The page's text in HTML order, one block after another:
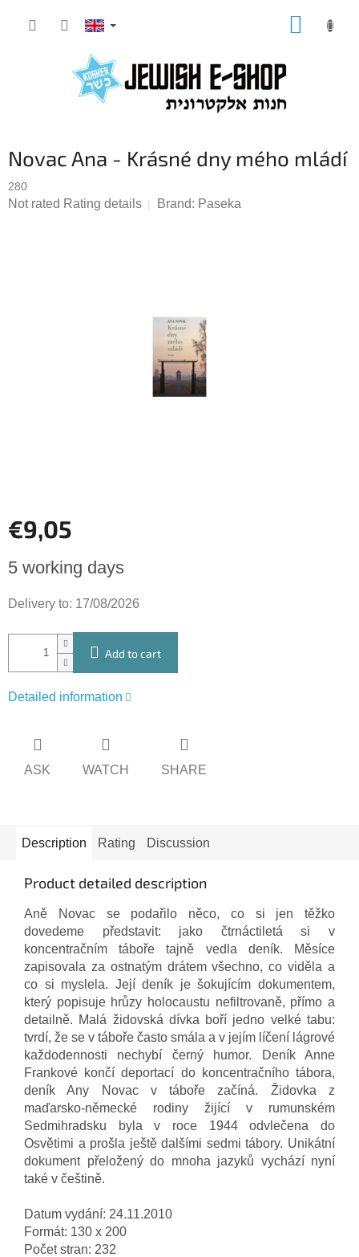
Novac Ana - Krásné dny mého mládí
280
The
Not rated Rating details Brand: Paseka
€9,05
price:
5 working days
Delivery to: 17/08/2026
Add to cart
Detailed information
ASK WATCH SHARE
Description Rating Discussion
Product detailed description
Aně Novac se podařilo něco, co si jen těžko
dovedeme představit: jako čtrnáctiletá si v
koncentračním táboře tajně vedla deník. Měsíce
zapisovala za ostnatým drátem všechno, co viděla a
co si myslela. Její deník je šokujícím dokumentem,
který popisuje hrůzy holocaustu nefiltrovaně, přímo a
detailně. Malá židovská dívka boří jedno velké tabu:
tvrdí, že se v táboře často smála a v jejím líčení lágrové
každodennosti nechybí černý humor. Deník Anne
Frankové končí deportací do koncentračního tábora,
deník Any Novac v táboře začíná. Židovka z
maďarsko-německé rodiny žijící v rumunském
Sedmihradsku byla v roce 1944 odvlečena do
Osvětimi a prošla ještě dalšími sedmi tábory. Unikátní
dokument přeložený do mnoha jazyků vychází nyní
také v češtině.
Datum vydání: 24.11.2010
Formát: 130 x 200
Počet stran: 232